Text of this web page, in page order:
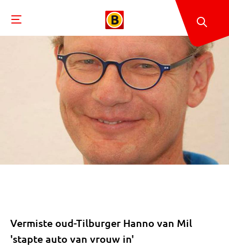
Vermiste oud-Tilburger Hanno van Mil
'stapte auto van vrouw in'